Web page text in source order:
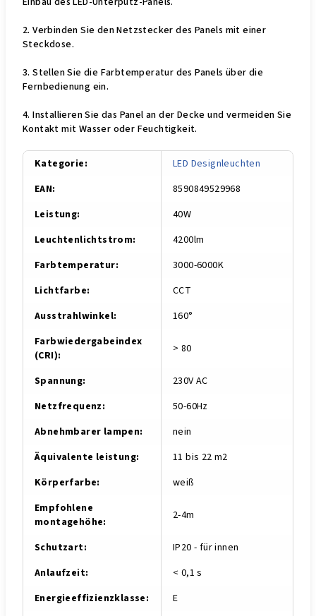
2. Verbinden Sie den Netzstecker des Panels mit einer
Steckdose.
3. Stellen Sie die Farbtemperatur des Panels über die
Fernbedienung ein.
4. Installieren Sie das Panel an der Decke und vermeiden Sie
Kontakt mit Wasser oder Feuchtigkeit.
Kategorie:
LED Designleuchten
EAN:
8590849529968
Leistung:
40W
Leuchtenlichtstrom:
4200lm
Farbtemperatur:
3000-6000K
Lichtfarbe:
CCT
Ausstrahlwinkel:
160°
Farbwiedergabeindex
(CRI): > 80
Spannung:
230V AC
Netzfrequenz:
50-60Hz
Abnehmbarer lampen:
nein
Äquivalente leistung:
11 bis 22 m2
Körperfarbe:
weiß
Empfohlene
montagehöhe: 2-4m
Schutzart:
IP20 - für innen
Anlaufzeit:
< 0,1 s
Energieeffizienzklasse: E